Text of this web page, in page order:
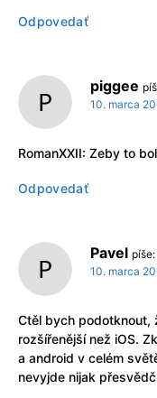
Odpovedať
piggee
10. marca
RomanXXII: Zeby to
Odpovedať
Pavel píše:
10. marca
Ctěl bych podotknout,
rozšířenější než iOS.
a android v celém
nevyjde nijak